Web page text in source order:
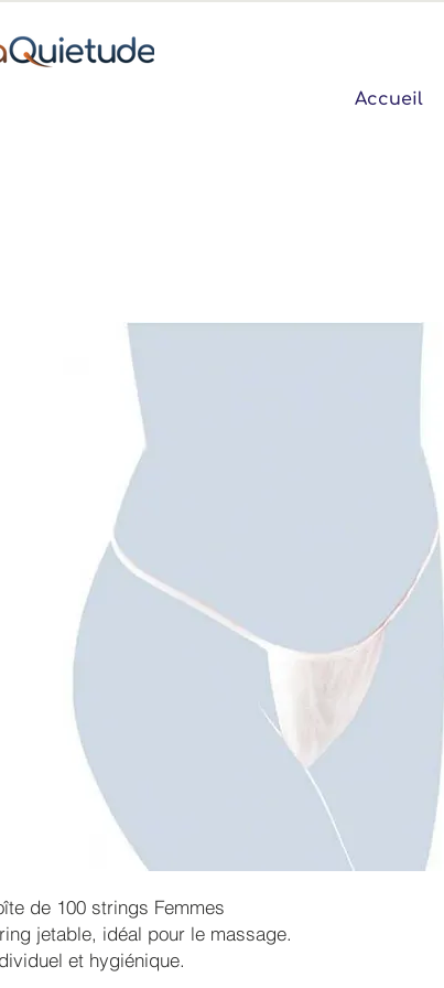
Accueil
de 100 strings Femmes
jetable, idéal pour le massage.
et hygiénique.